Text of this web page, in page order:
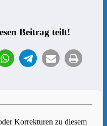
Beitrag teilt!
Korrekturen zu diesem